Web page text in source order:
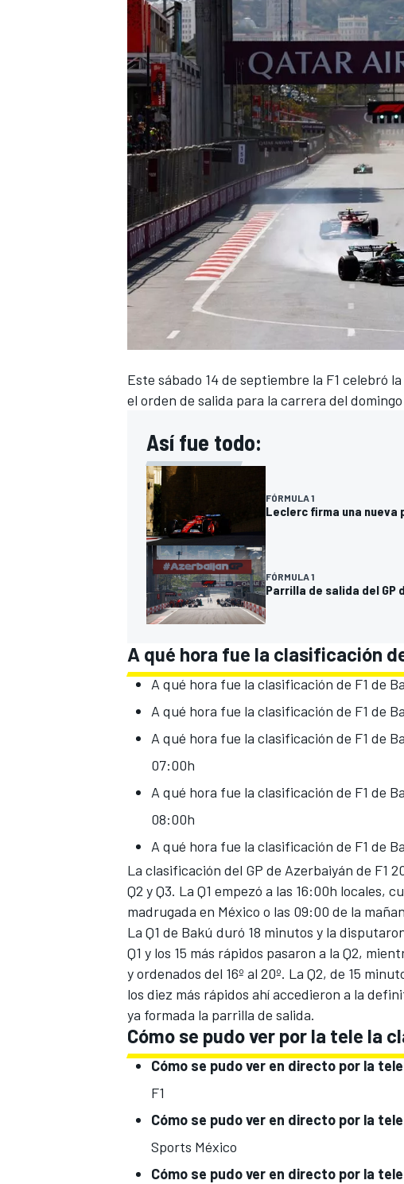
WEC FÓRMULA E
MÁS CATEGORÍAS
Este sábado 14 de septiembre la F1 celebró
el orden de salida para la carrera del
Así fue todo:
FÓRMULA 1
Leclerc firma una nueva
FÓRMULA 1
Parrilla de salida del GP
A qué hora fue la clasificación
A qué hora fue la clasificación de F1 de
A qué hora fue la clasificación de F1 de
A qué hora fue la clasificación de F1 de
07:00h
A qué hora fue la clasificación de F1 de
08:00h
A qué hora fue la clasificación de F1 de
La clasificación del GP de Azerbaiyán de F1
Q2 y Q3. La Q1 empezó a las 16:00h locales,
madrugada en México o las 09:00 de la
La Q1 de Bakú duró 18 minutos y la
Q1 y los 15 más rápidos pasaron a la Q2,
y ordenados del 16º al 20º. La Q2, de 15
los diez más rápidos ahí accedieron a la
ya formada la parrilla de salida.
Cómo se pudo ver por la tele la
Cómo se pudo ver en directo por la
F1
Cómo se pudo ver en directo por la
Sports México
Cómo se pudo ver en directo por la